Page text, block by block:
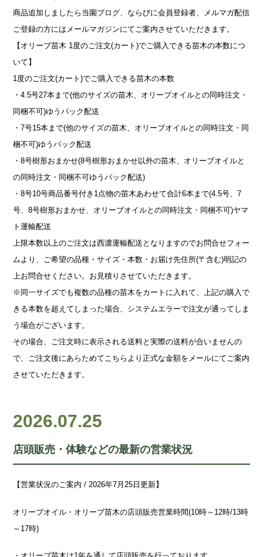
商品追加しましたら当園ブログ、ならびに会員登録者、メルマガ配信
ご登録の方にはメールマガジンにてご案内させていただきます。
【オリーブ苗木 1度のご注文(カート)でご購入できる苗木の本数につ
いて】
1度のご注文(カート)でご購入できる苗木の本数
・4.5号27本まで(他のサイズの苗木、オリーブオイルとの同時注文・
同梱不可)ゆうパック配送
・7号15本まで(他のサイズの苗木、オリーブオイルとの同時注文・同
梱不可)ゆうパック配送
・8号樹形おまかせ(8号樹形おまかせ以外の苗木、オリーブオイルと
の同時注文・同梱不可ゆうパック配送)
・8号10号商品番号付き1点物の苗木あわせて合計6本まで(4.5号、7
号、8号樹形おまかせ、オリーブオイルとの同時注文・同梱不可)ヤマ
ト運輸配送
上限本数以上のご注文は西濃運輸配送となりますのでお問合せフォー
ムより、ご希望の品種・サイズ・本数・お届け先住所(〒含む)明記の
上お問合せください。お見積りさせていただきます。
※同一サイズでも複数の品種の苗木をカートに入れて、上記の購入で
きる本数を超えてしまった場合、システムエラーで注文が通ってしま
う場合がございます。
その場合、ご注文時に表示される送料と実際の送料が合いませんの
で、ご注文後にあらためてこちらより正式な金額をメールにてご案内
させていただきます。
2026.07.25
店頭販売・体験などの最新の営業状況
【営業状況のご案内 / 2026年7月25日更新】
オリーブオイル・オリーブ苗木の店頭販売営業時間(10時～12時/13時
～17時)